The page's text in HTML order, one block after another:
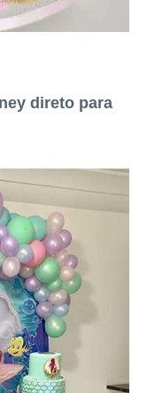
direto para